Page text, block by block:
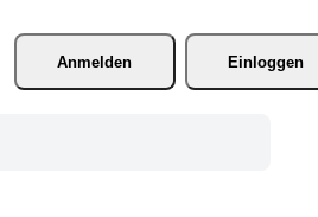
Anmelden
Einloggen